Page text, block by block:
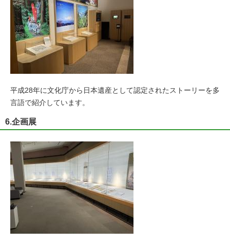
平成28年に文化庁から日本遺産として認定されたストーリーを多
言語で紹介しています。
6.企画展